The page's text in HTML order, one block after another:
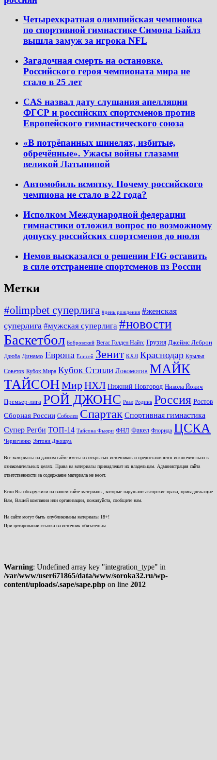
Четырехкратная олимпийская чемпионка
по спортивной гимнастике Симона Байлз
вышла замуж за игрока NFL
Загадочная смерть на остановке.
Российского героя чемпионата мира не
стало в 25 лет
CAS назвал дату слушания апелляции
ФГСР и российских спортсменов против
Европейского гимнастического союза
«В потрёпанных шинелях, избитые,
обречённые». Ужасы войны глазами
великой Латыниной
Автомобиль всмятку. Почему российского
чемпиона не стало в 22 года?
Исполком Международной федерации
гимнастики отложил вопрос по возможному
допуску российских спортсменов до июля
Немов высказался о решении FIG оставить
в силе отстранение спортсменов из России
Метки
#olimpbet суперлига #день рождения #женская
суперлига #мужская суперлига #новости
Баскетбол Бобровский Вегас Голден Найтс Грузия Джеймс Леброн
Дзюба Динамо Европа Енисей Зенит КХЛ Краснодар Крылья
Советов Кубок Мира Кубок Стэнли Локомотив МАЙК
ТАЙСОНМирНХЛ Нижний Новгород Никола Йокич
Премьер-лига РОЙ ДЖОНС Реал Родина Россия Ростов
Сборная России Соболев Спартак Спортивная гимнастика
Супер Регби ТОП-14 Тайсона Фьюри ФНЛ Факел Флорида ЦСКА
Червиченко Энтони Джошуа
Все материалы на данном сайте взяты из открытых источников и предоставляются исключительно в
ознакомительных целях. Права на материалы принадлежат их владельцам. Администрация сайта
ответственности за содержание материала не несет.
Если Вы обнаружили на нашем сайте материалы, которые нарушают авторские права, принадлежащие
Вам, Вашей компании или организации, пожалуйста, сообщите нам.
На сайте могут быть опубликованы материалы 18+!
При цитировании ссылка на источник обязательна.
Warning: Undefined array key "integration_type" in
/var/www/user671865/data/www/soroka32.ru/wp-
content/uploads/.sape/sape.php on line 2012